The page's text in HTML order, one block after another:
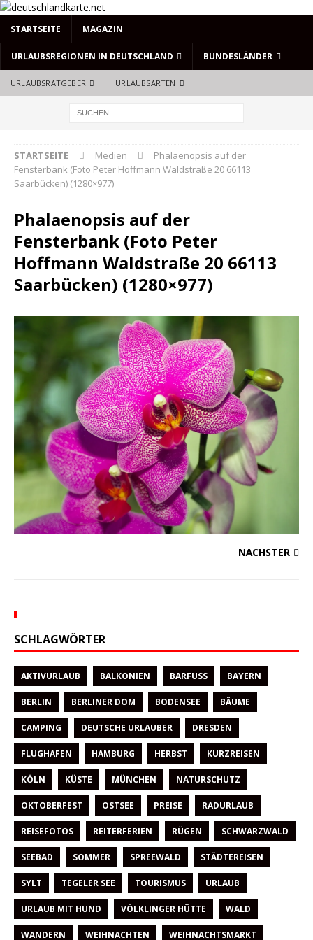
STARTSEITE MAGAZIN
URLAUBSREGIONEN IN DEUTSCHLAND BUNDESLÄNDER
URLAUBSRATGEBER URLAUBSARTEN
STARTSEITE Medien
Phalaenopsis auf der
Fensterbank (Foto Peter Hoffmann Waldstraße 20 66113
Saarbücken) (1280×977)
Phalaenopsis auf der
Fensterbank (Foto Peter
Hoffmann Waldstraße 20 66113
Saarbücken) (1280×977)
NÄCHSTER
SCHLAGWÖRTER
AKTIVURLAUB BALKONIEN BARFUSS BAYERN
BERLIN BERLINER DOM BODENSEE BÄUME
CAMPING DEUTSCHE URLAUBER DRESDEN
FLUGHAFEN HAMBURG HERBST KURZREISEN
KÖLN KÜSTE MÜNCHEN NATURSCHUTZ
OKTOBERFEST OSTSEE PREISE RADURLAUB
REISEFOTOS REITERFERIEN RÜGEN SCHWARZWALD
SEEBAD SOMMER SPREEWALD STÄDTEREISEN
SYLT TEGELER SEE TOURISMUS URLAUB
URLAUB MIT HUND VÖLKLINGER HÜTTE WALD
WANDERN WEIHNACHTEN WEIHNACHTSMARKT